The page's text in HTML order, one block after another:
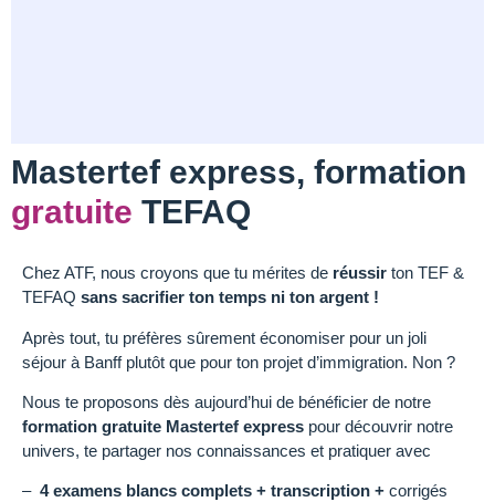
Mastertef express, formation
gratuite TEFAQ
Chez ATF, nous croyons que tu mérites de réussir ton TEF &
TEFAQ sans sacrifier ton temps ni ton argent !
Après tout, tu préfères sûrement économiser pour un joli
séjour à Banff plutôt que pour ton projet d’immigration. Non ?
Nous te proposons dès aujourd’hui de bénéficier de notre
formation gratuite Mastertef express pour découvrir notre
univers, te partager nos connaissances et pratiquer avec
– 4 examens blancs complets + transcription + corrigés